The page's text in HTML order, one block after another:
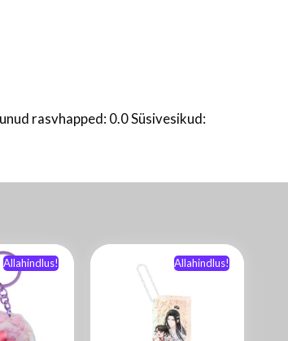
rasvhapped: 0.0 Süsivesikud:
Allahindlus! Allahindlus!